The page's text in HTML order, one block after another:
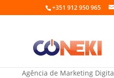
+351 912 950 965
Criar site para
Agência de Marketing